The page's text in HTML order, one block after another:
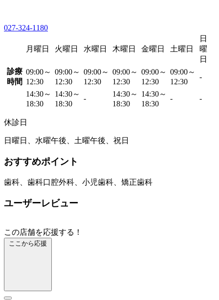
027-324-1180
月曜日 火曜日 水曜日 木曜日 金曜日 土曜日
日
曜
日
診療
時間
09:00～
12:30
09:00～
12:30
09:00～
12:30
09:00～
12:30
09:00～
12:30
09:00～
12:30
-
14:30～
18:30
14:30～
18:30
-
14:30～
18:30
14:30～
18:30
- -
休診日
日曜日、水曜午後、土曜午後、祝日
おすすめポイント
歯科、歯科口腔外科、小児歯科、矯正歯科
ユーザーレビュー
この店舗を応援する！
ここから応援